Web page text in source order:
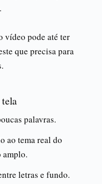
vídeo pode até ter
que precisa para
palavras.
ao tema real do
amplo.
letras e fundo.